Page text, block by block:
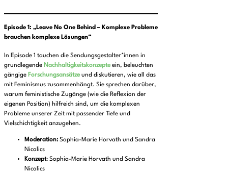
Episode 1: „Leave No One Behind – Komplexe Probleme
brauchen komplexe Lösungen“
In Episode 1 tauchen die Sendungsgestalter*innen in
grundlegende Nachhaltigkeitskonzepte ein, beleuchten
gängige Forschungsansätze und diskutieren, wie all das
mit Feminismus zusammenhängt. Sie sprechen darüber,
warum feministische Zugänge (wie die Reflexion der
eigenen Position) hilfreich sind, um die komplexen
Probleme unserer Zeit mit passender Tiefe und
Vielschichtigkeit anzugehen.
Moderation: Sophia-Marie Horvath und Sandra
Nicolics
Konzept: Sophia-Marie Horvath und Sandra
Nicolics